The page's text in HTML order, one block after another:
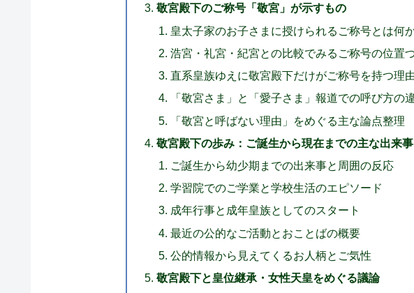
敬宮殿下のご称号「敬宮」が示すもの
皇太子家のお子さまに授けられるご称号とは何
浩宮・礼宮・紀宮との比較でみるご称号の位置
直系皇族ゆえに敬宮殿下だけがご称号を持つ理
「敬宮さま」と「愛子さま」報道での呼び方の
「敬宮と呼ばない理由」をめぐる主な論点整理
敬宮殿下の歩み：ご誕生から現在までの主な出来事
ご誕生から幼少期までの出来事と周囲の反応
学習院でのご学業と学校生活のエピソード
成年行事と成年皇族としてのスタート
最近の公的なご活動とおことばの概要
公的情報から見えてくるお人柄とご気性
敬宮殿下と皇位継承・女性天皇をめぐる議論